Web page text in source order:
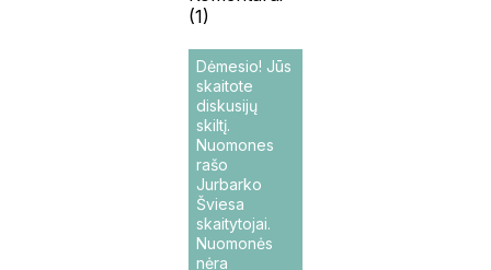
(1)
Dėmesio! Jūs
skaitote
diskusijų
skiltį.
Nuomones
rašo
Jurbarko
Šviesa
skaitytojai.
Nuomonės
nėra